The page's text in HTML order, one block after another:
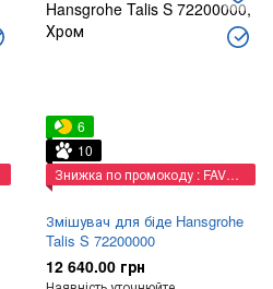
6
10
Знижка по промокоду : FAVORIT
Змішувач для біде Hansgrohe
Talis S 72200000
12 640.00 грн